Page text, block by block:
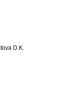
D.K.